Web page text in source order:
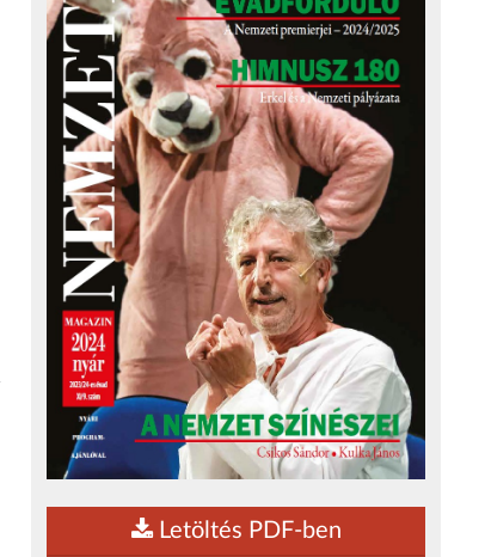
Letöltés PDF-ben